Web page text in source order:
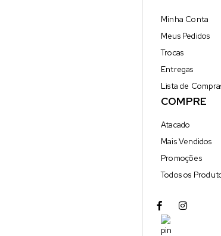
Minha Conta
Meus Pedidos
Trocas
Entregas
Lista de
COMPRE
Atacado
Mais Vendidos
Promoções
Todos os